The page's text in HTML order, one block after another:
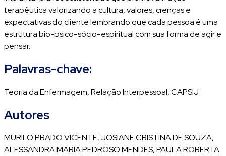
terapêutica valorizando a cultura, valores, crenças e
expectativas do cliente lembrando que cada pessoa é uma
estrutura bio-psico-sócio-espiritual com sua forma de agir e
pensar.
Palavras-chave:
Teoria da Enfermagem, Relação Interpessoal, CAPSIJ
Autores
MURILO PRADO VICENTE, JOSIANE CRISTINA DE SOUZA,
ALESSANDRA MARIA PEDROSO MENDES, PAULA ROBERTA